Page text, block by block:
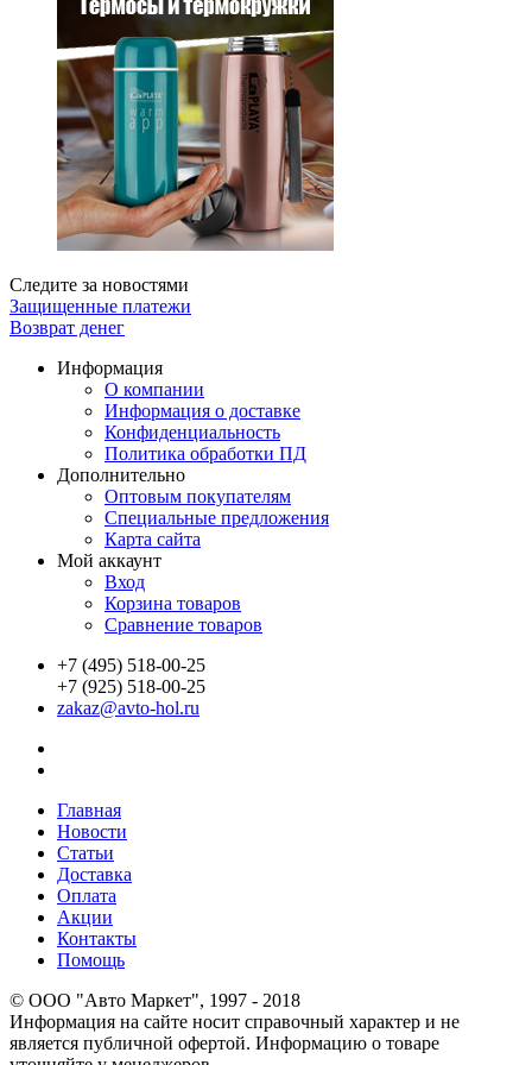
Следите за новостями
Защищенные платежи
Возврат денег
Информация
О компании
Информация о доставке
Конфиденциальность
Политика обработки ПД
Дополнительно
Оптовым покупателям
Специальные предложения
Карта сайта
Мой аккаунт
Вход
Корзина товаров
Сравнение товаров
+7 (495) 518-00-25
+7 (925) 518-00-25
zakaz@avto-hol.ru
Главная
Новости
Статьи
Доставка
Оплата
Акции
Контакты
Помощь
© OOO "Авто Маркет", 1997 - 2018
Информация на сайте носит справочный характер и не
является публичной офертой. Информацию о товаре